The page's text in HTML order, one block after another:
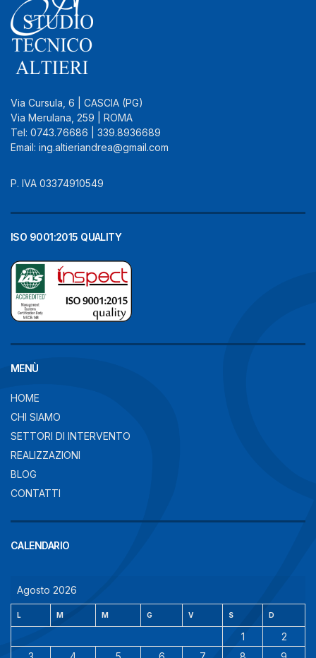
Via Cursula, 6 | CASCIA (PG)
Via Merulana, 259 | ROMA
Tel: 0743.76686 | 339.8936689
Email: ing.altieriandrea@gmail.com
P. IVA 03374910549
ISO 9001:2015 QUALITY
MENÙ
HOME
CHI SIAMO
SETTORI DI INTERVENTO
REALIZZAZIONI
BLOG
CONTATTI
CALENDARIO
Agosto 2026
L M M G V S D
1
2